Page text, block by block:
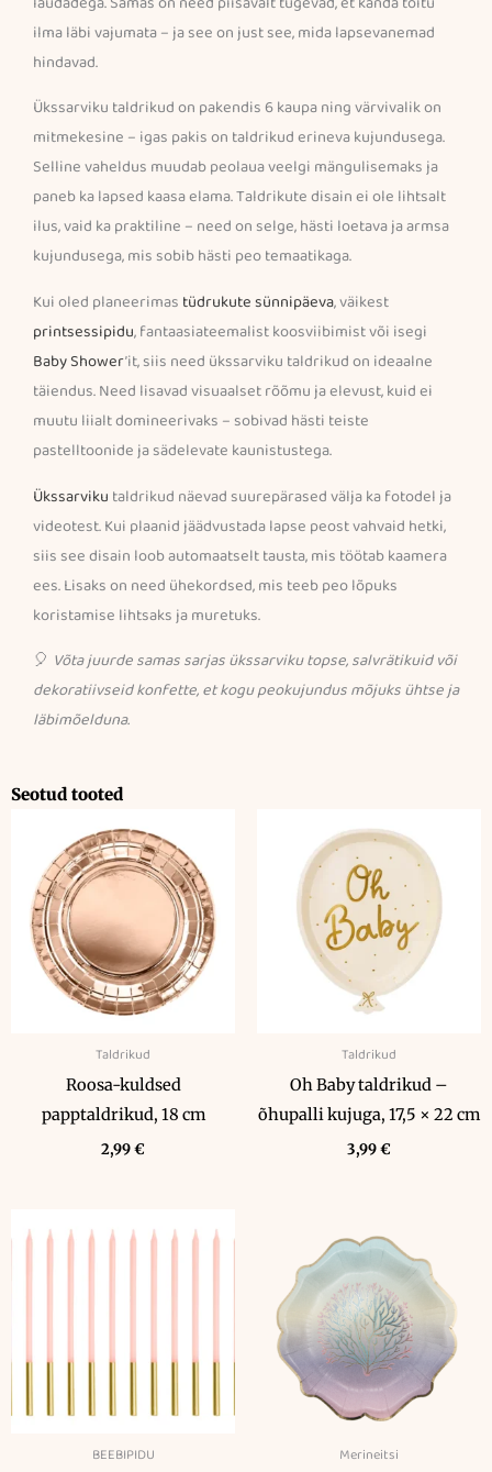
ilma läbi vajumata – ja see on just see, mida lapsevanemad
hindavad.
Ükssarviku taldrikud on pakendis 6 kaupa ning värvivalik on
mitmekesine – igas pakis on taldrikud erineva kujundusega.
Selline vaheldus muudab peolaua veelgi mängulisemaks ja
paneb ka lapsed kaasa elama. Taldrikute disain ei ole lihtsalt
ilus, vaid ka praktiline – need on selge, hästi loetava ja armsa
kujundusega, mis sobib hästi peo temaatikaga.
Kui oled planeerimas tüdrukute sünnipäeva, väikest
printsessipidu, fantaasiateemalist koosviibimist või isegi
Baby Shower’it, siis need ükssarviku taldrikud on ideaalne
täiendus. Need lisavad visuaalset rõõmu ja elevust, kuid ei
muutu liialt domineerivaks – sobivad hästi teiste
pastelltoonide ja sädelevate kaunistustega.
Ükssarviku taldrikud näevad suurepärased välja ka fotodel ja
videotest. Kui plaanid jäädvustada lapse peost vahvaid hetki,
siis see disain loob automaatselt tausta, mis töötab kaamera
ees. Lisaks on need ühekordsed, mis teeb peo lõpuks
koristamise lihtsaks ja muretuks.
🎈 Võta juurde samas sarjas ükssarviku topse, salvrätikuid või
dekoratiivseid konfette, et kogu peokujundus mõjuks ühtse ja
läbimõelduna.
Seotud tooted
Taldrikud
Roosa-kuldsed
papptaldrikud, 18 cm
2,99€
Taldrikud
Oh Baby taldrikud –
õhupalli kujuga, 17,5 × 22 cm
3,99€
BEEBIPIDU Merineitsi